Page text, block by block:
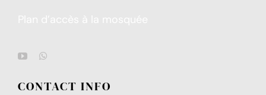
CONTACT INFO